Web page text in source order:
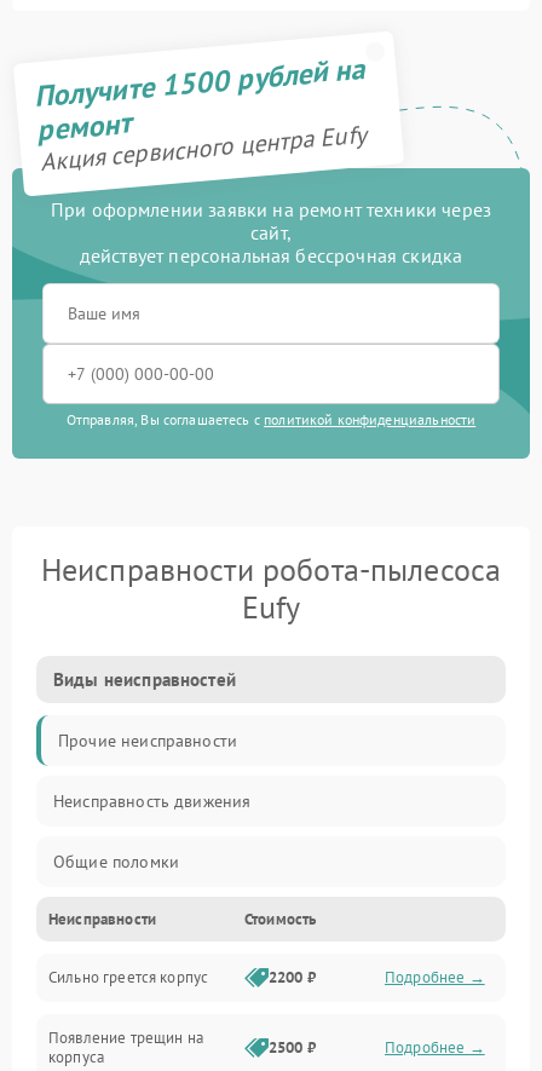
Получите 1500 рублей на
ремонт
Акция сервисного центра Eufy
При оформлении заявки на ремонт техники через
сайт,
действует персональная бессрочная скидка
Отправляя, Вы соглашаетесь с политикой конфиденциальности
Неисправности робота-пылесоса
Eufy
Виды неисправностей
Прочие неисправности
Неисправность движения
Общие поломки
Неисправность датчиков
Неисправность программного обеспечения
Проблемы с сигналом
Неисправности Стоимость
Сильно греется корпус 2200 ₽ Подробнее →
Появление трещин на
корпуса
2500 ₽ Подробнее →